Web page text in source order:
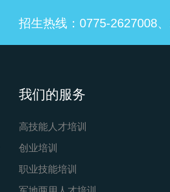
招生热线：0775-2627008
我们的服务
高技能人才培训
创业培训
职业技能培训